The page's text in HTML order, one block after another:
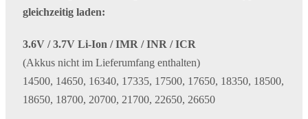
gleichzeitig laden:
3.6V / 3.7V Li-Ion / IMR / INR / ICR
(Akkus nicht im Lieferumfang enthalten)
14500, 14650, 16340, 17335, 17500, 17650, 18350, 18500,
18650, 18700, 20700, 21700, 22650, 26650